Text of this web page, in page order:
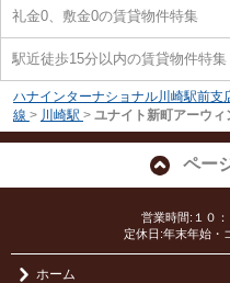
礼金0、敷金0の賃貸物件特集
駅近徒歩15分以内の賃貸物件特集
ハナインターナショナル川崎駅前支
線 > 川崎駅 > ユナイト新町アーウィ
ペー
営業時間:１０
定休日:年末年始・
ホーム